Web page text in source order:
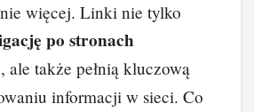
więcej. Linki nie tylko
po stronach
, ale także pełnią kluczową
informacji w sieci. Co